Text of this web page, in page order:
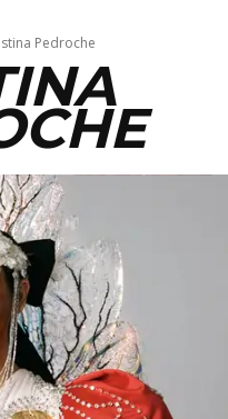
Pedroche